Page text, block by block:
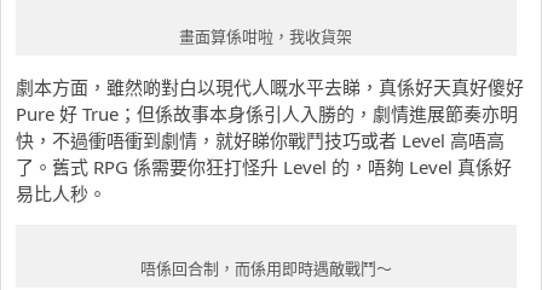
畫面算係咁啦，我收貨架
劇本方面，雖然啲對白以現代人嘅水平去睇，真係好天真好傻好
Pure 好 True；但係故事本身係引人入勝的，劇情進展節奏亦明
快，不過衝唔衝到劇情，就好睇你戰鬥技巧或者 Level 高唔高
了。舊式 RPG 係需要你狂打怪升 Level 的，唔夠 Level 真係好
易比人秒。
唔係回合制，而係用即時遇敵戰鬥～